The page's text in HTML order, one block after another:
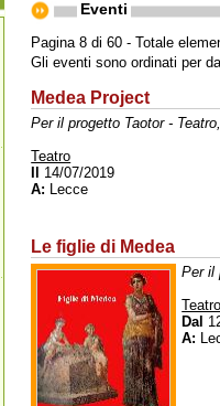
Eventi
Pagina 8 di 60 - Totale
Gli eventi sono ordinati per
Medea Project
Per il progetto Taotor -
Teatro
14/07/2019
A: Lecce
Le figlie di Medea
Per il
Teatro
Dal
A: